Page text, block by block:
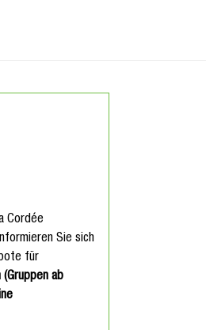
Cordée
Sie sich
für
(Gruppen ab